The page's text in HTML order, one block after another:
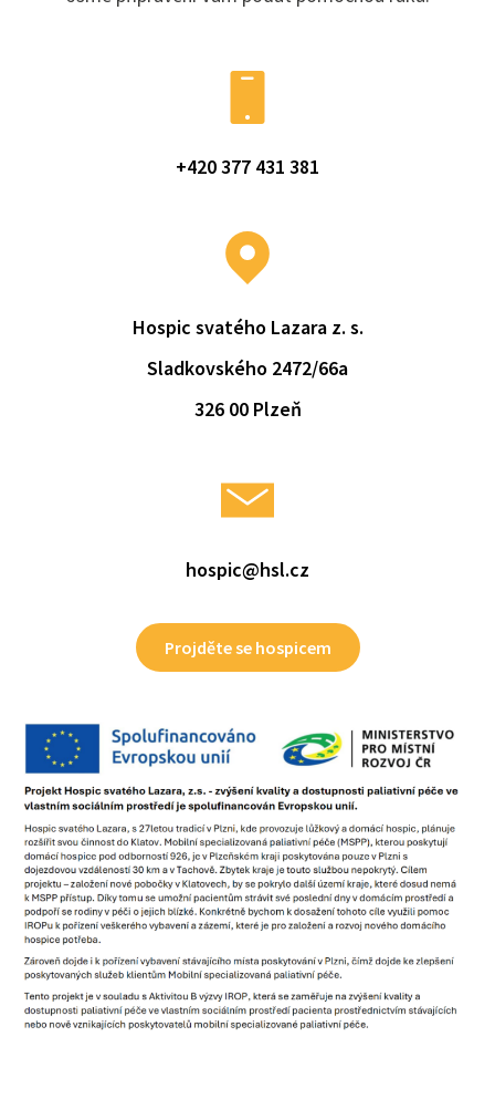
+420 377 431 381
Hospic svatého Lazara z. s.
Sladkovského 2472/66a
326 00 Plzeň
hospic@hsl.cz
Projděte se hospicem